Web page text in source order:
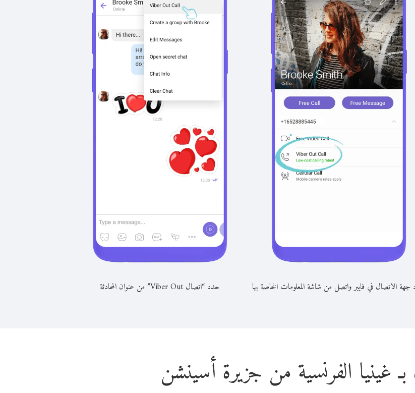
الاتصال في فايبر واتصل من شاشة المعلومات الخاصة بها حدد “اتصال Viber Out” من عنوان المحادثة
غينيا الفرنسية من جزيرة أسينشن